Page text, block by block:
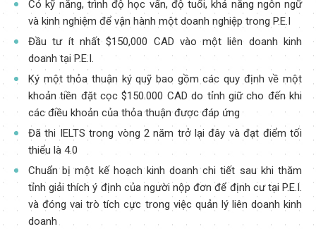
Có kỹ năng, trình độ học vấn, độ tuổi, khả năng ngôn ngữ
và kinh nghiệm để vận hành một doanh nghiệp trong P.E.I
Đầu tư ít nhất $150,000 CAD vào một liên doanh kinh
doanh tại P.E.I.
Ký một thỏa thuận ký quỹ bao gồm các quy định về một
khoản tiền đặt cọc $150.000 CAD do tỉnh giữ cho đến khi
các điều khoản của thỏa thuận được đáp ứng
Đã thi IELTS trong vòng 2 năm trở lại đây và đạt điểm tối
thiểu là 4.0
Chuẩn bị một kế hoạch kinh doanh chi tiết sau khi thăm
tỉnh giải thích ý định của người nộp đơn để định cư tại P.E.I.
và đóng vai trò tích cực trong việc quản lý liên doanh kinh
doanh